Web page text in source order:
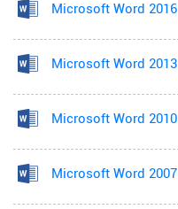
Microsoft Word 2016
Microsoft Word 2013
Microsoft Word 2010
Microsoft Word 2007